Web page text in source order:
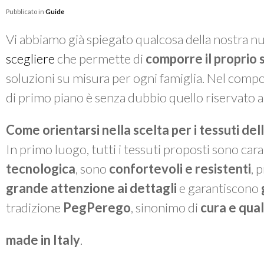
Pubblicato in Guide
Vi abbiamo già spiegato qualcosa della nostra
scegliere che permette di comporre il proprio
soluzioni su misura per ogni famiglia. Nel
di primo piano è senza dubbio quello riservato
Come orientarsi nella scelta per i tessuti
In primo luogo, tutti i tessuti proposti sono
tecnologica, sono confortevoli e resistenti,
grande attenzione ai dettagli e garantiscono
tradizione PegPerego, sinonimo di cura e
made in Italy.